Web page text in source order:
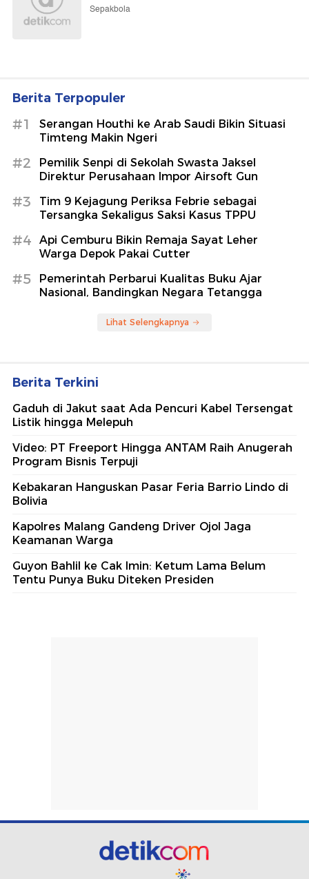
Sepakbola
Berita Terpopuler
#1
Serangan Houthi ke Arab Saudi Bikin Situasi
Timteng Makin Ngeri
#2
Pemilik Senpi di Sekolah Swasta Jaksel
Direktur Perusahaan Impor Airsoft Gun
#3
Tim 9 Kejagung Periksa Febrie sebagai
Tersangka Sekaligus Saksi Kasus TPPU
#4
Api Cemburu Bikin Remaja Sayat Leher
Warga Depok Pakai Cutter
#5
Pemerintah Perbarui Kualitas Buku Ajar
Nasional, Bandingkan Negara Tetangga
Lihat Selengkapnya
Berita Terkini
Gaduh di Jakut saat Ada Pencuri Kabel Tersengat
Listik hingga Melepuh
Video: PT Freeport Hingga ANTAM Raih Anugerah
Program Bisnis Terpuji
Kebakaran Hanguskan Pasar Feria Barrio Lindo di
Bolivia
Kapolres Malang Gandeng Driver Ojol Jaga
Keamanan Warga
Guyon Bahlil ke Cak Imin: Ketum Lama Belum
Tentu Punya Buku Diteken Presiden